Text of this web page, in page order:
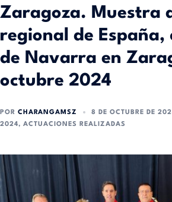
Zaragoza. Muestra
regional de España,
de Navarra en
octubre 2024
POR CHARANGAMSZ
8 DE OCTUBRE DE
2024, ACTUACIONES REALIZADAS